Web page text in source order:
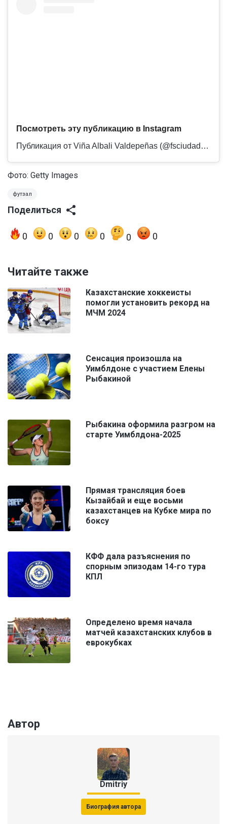
Посмотреть эту публикацию в Instagram
Публикация от Viña Albali Valdepeñas (@fsciudaddelvino)
Фото: Getty Images
футзал
Поделиться
0 0 0 0 0 0
Читайте также
Казахстанские хоккеисты
помогли установить рекорд на
МЧМ 2024
Сенсация произошла на
Уимблдоне с участием Елены
Рыбакиной
Рыбакина оформила разгром на
старте Уимблдона-2025
Прямая трансляция боев
Кызайбай и еще восьми
казахстанцев на Кубке мира по
боксу
КФФ дала разъяснения по
спорным эпизодам 14-го тура
КПЛ
Определено время начала
матчей казахстанских клубов в
еврокубках
Автор
Dmitriy
Биография автора